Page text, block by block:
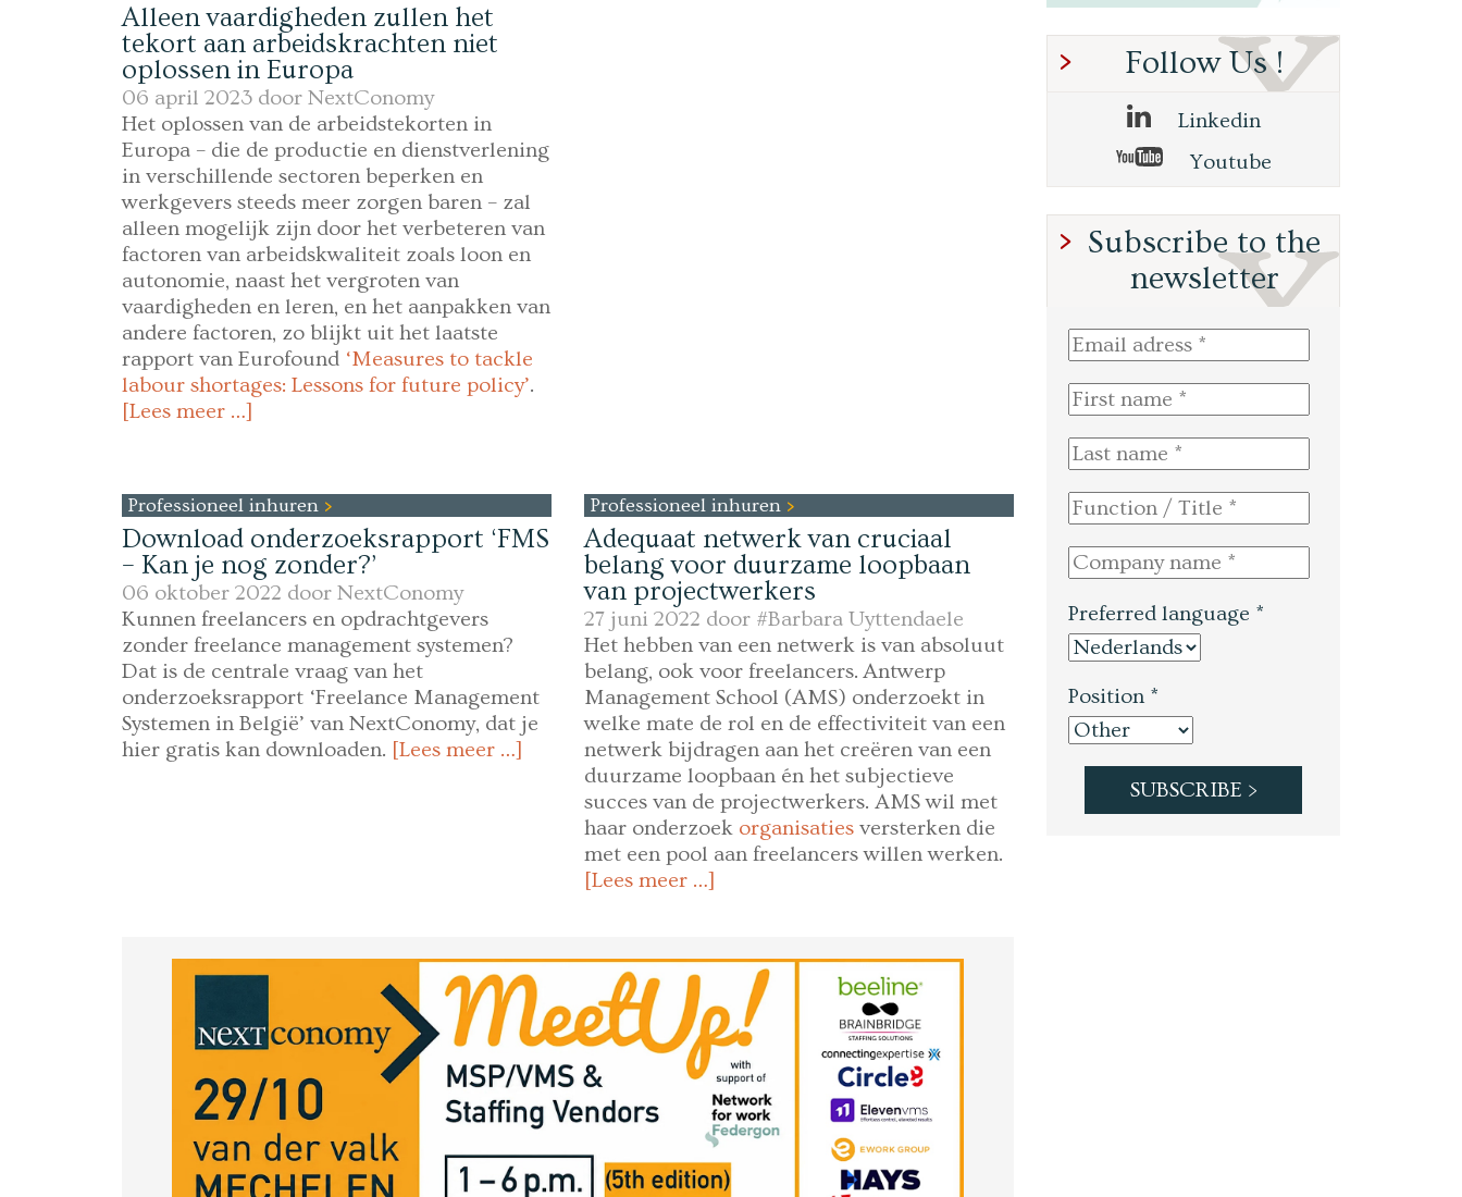
Alleen vaardigheden zullen het
tekort aan arbeidskrachten niet
oplossen in Europa
06 april 2023 door NextConomy
Het oplossen van de arbeidstekorten in
Europa – die de productie en dienstverlening
in verschillende sectoren beperken en
werkgevers steeds meer zorgen baren – zal
alleen mogelijk zijn door het verbeteren van
factoren van arbeidskwaliteit zoals loon en
autonomie, naast het vergroten van
vaardigheden en leren, en het aanpakken van
andere factoren, zo blijkt uit het laatste
rapport van Eurofound ‘Measures to tackle
labour shortages: Lessons for future policy’.
[Lees meer …]
Professioneel inhuren
Download onderzoeksrapport ‘FMS
– Kan je nog zonder?’
06 oktober 2022 door NextConomy
Kunnen freelancers en opdrachtgevers
zonder freelance management systemen?
Dat is de centrale vraag van het
onderzoeksrapport ‘Freelance Management
Systemen in België’ van NextConomy, dat je
hier gratis kan downloaden. [Lees meer …]
Professioneel inhuren
Adequaat netwerk van cruciaal
belang voor duurzame loopbaan
van projectwerkers
27 juni 2022 door #Barbara Uyttendaele
Het hebben van een netwerk is van absoluut
belang, ook voor freelancers. Antwerp
Management School (AMS) onderzoekt in
welke mate de rol en de effectiviteit van een
netwerk bijdragen aan het creëren van een
duurzame loopbaan én het subjectieve
succes van de projectwerkers. AMS wil met
haar onderzoek organisaties versterken die
met een pool aan freelancers willen werken.
[Lees meer …]
Follow Us !
Linkedin
Youtube
Subscribe to the
newsletter
Preferred language *
Position *